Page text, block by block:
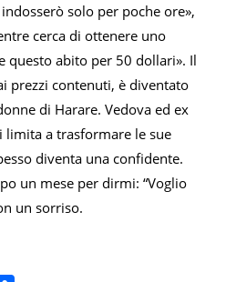
solo per poche ore»,
cerca di ottenere uno
questo abito per 50 dollari». Il
prezzi contenuti, è diventato
di Harare. Vedova ed ex
limita a trasformare le sue
diventa una confidente.
un mese per dirmi: “Voglio
un sorriso.